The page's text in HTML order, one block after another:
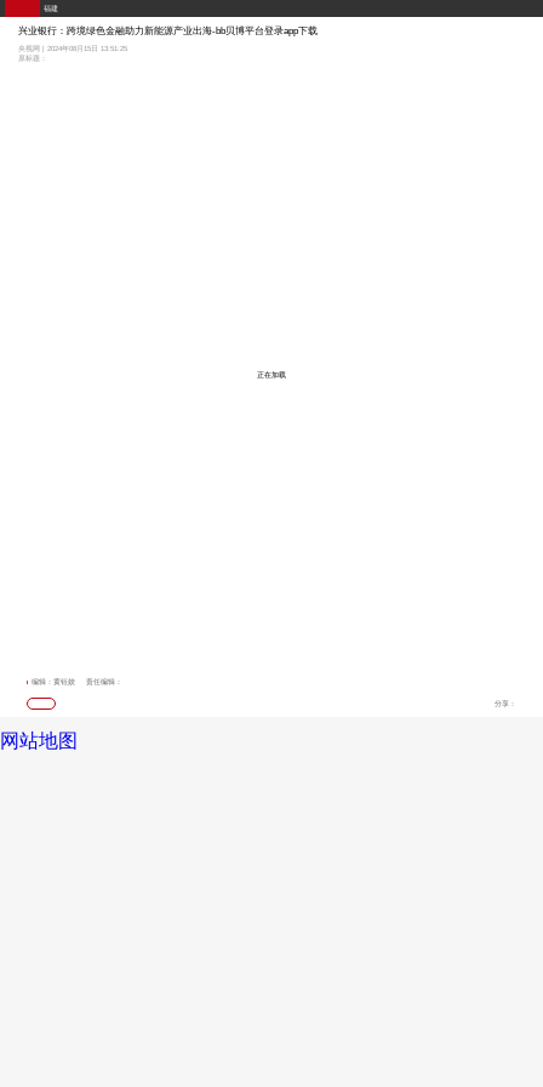
福建
兴业银行：跨境绿色金融助力新能源产业出海-bb贝博平台登录app下载
央视网 | 2024年08月15日 13:51:25
原标题：
正在加载
编辑：黄钰姣 责任编辑：
分享：
网站地图